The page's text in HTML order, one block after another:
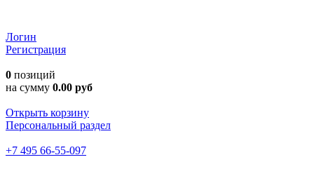
Логин
Регистрация
0 позиций
на сумму 0.00 руб
Открыть корзину
Персональный раздел
+7 495 66-55-097